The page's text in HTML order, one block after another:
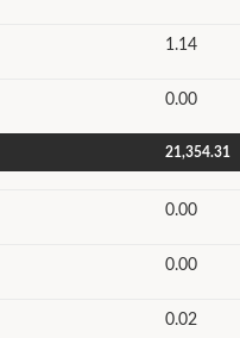
1.14
0.00
21,354.31
0.00
0.00
0.02